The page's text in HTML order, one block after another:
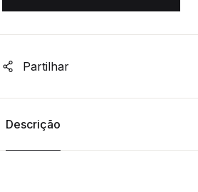
Partilhar
Descrição